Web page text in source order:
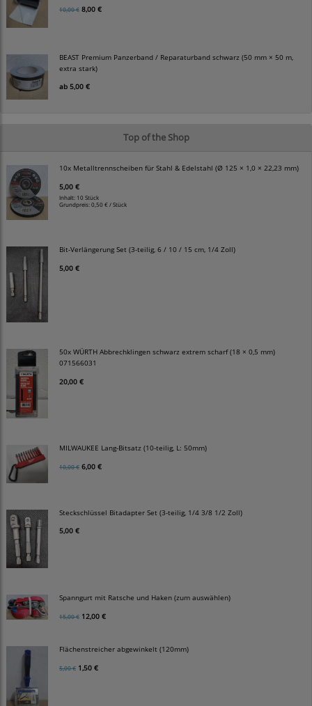
10,00 € 8,00 €
BEAST Premium Panzerband / Reparaturband schwarz (50 mm × 50 m,
extra stark)
ab 5,00 €
Top of the Shop
10x Metalltrennscheiben für Stahl & Edelstahl (Ø 125 × 1,0 × 22,23 mm)
5,00 €
Inhalt: 10 Stück
Grundpreis:0,50 € / Stück
Bit-Verlängerung Set (3-teilig, 6 / 10 / 15 cm, 1/4 Zoll)
5,00 €
50x WÜRTH Abbrechklingen schwarz extrem scharf (18 × 0,5 mm)
071566031
20,00 €
MILWAUKEE Lang-Bitsatz (10-teilig, L: 50mm)
10,00 € 6,00 €
Steckschlüssel Bitadapter Set (3-teilig, 1/4 3/8 1/2 Zoll)
5,00 €
Spanngurt mit Ratsche und Haken (zum auswählen)
15,00 € 12,00 €
Flächenstreicher abgewinkelt (120mm)
5,00 € 1,50 €